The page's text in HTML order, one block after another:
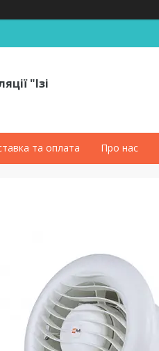
"Ізі
та оплата Про нас